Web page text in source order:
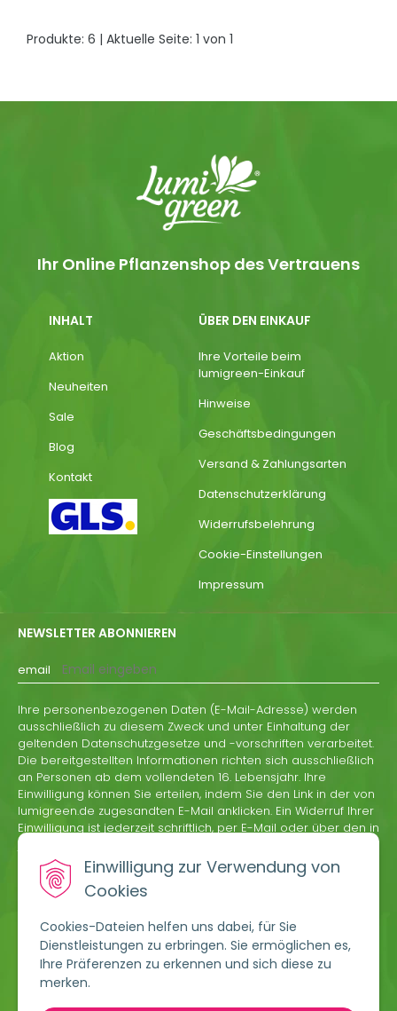
Einwilligung zur Verwendung von
Cookies
Cookies-Dateien helfen uns dabei, für Sie
Dienstleistungen zu erbringen. Sie ermöglichen es,
Ihre Präferenzen zu erkennen und sich diese zu
merken.
Produkte: 6 | Aktuelle Seite: 1 von 1
market@lumigreen.de
Ihr Online Pflanzenshop des Vertrauens
INHALT
Aktion
Neuheiten
Sale
Blog
Kontakt
ÜBER DEN EINKAUF
Ihre Vorteile beim
lumigreen-Einkauf
Hinweise
Geschäftsbedingungen
Versand & Zahlungsarten
Datenschutzerklärung
Widerrufsbelehrung
Cookie-Einstellungen
Impressum
NEWSLETTER ABONNIEREN
email
Ihre personenbezogenen Daten (E-Mail-Adresse) werden
ausschließlich zu diesem Zweck und unter Einhaltung der
geltenden Datenschutzgesetze und -vorschriften verarbeitet.
Die bereitgestellten Informationen richten sich ausschließlich
an Personen ab dem vollendeten 16. Lebensjahr. Ihre
Einwilligung können Sie erteilen, indem Sie den Link in der von
lumigreen.de zugesandten E-Mail anklicken. Ein Widerruf Ihrer
Einwilligung ist jederzeit schriftlich, per E-Mail oder über den in
jeder Informations-E-Mail von lumigreen.de enthaltenen
Abmeldelink möglich.